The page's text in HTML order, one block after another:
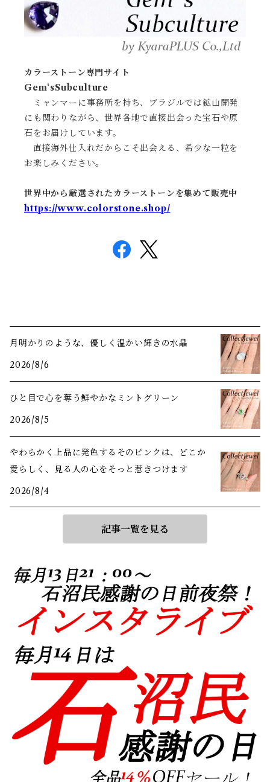
カラーストーン専門サイト
Gem‘sSubculture
ミャンマーに事務所を持ち、ブラジルでは鉱山開発
にも関わりながら、世界各地で直接出会った宝石や原
石をお届けしています。
直接海外仕入れだからこそ出会える、希少な一粒を
お楽しみください。
世界中から厳選されたカラーストーンを集めて販売中
https://www.colorstone.shop/
月明かりのような、優しく温かい輝きの水晶
2026/8/6
ひと目で心を奪う鮮やかなミントグリーン
2026/8/5
やわらかく上品に発色するそのピンクは、どこか
愛らしく、見る人の心をそっと惹きつけます
2026/8/4
記事一覧を見る